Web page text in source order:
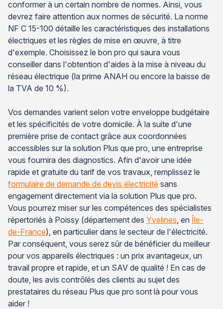
conformer à un certain nombre de normes. Ainsi, vous
devrez faire attention aux normes de sécurité. La norme
NF C 15-100 détaille les caractéristiques des installations
électriques et les règles de mise en œuvre, à titre
d'exemple. Choisissez le bon pro qui saura vous
conseiller dans l'obtention d'aides à la mise à niveau du
réseau électrique (la prime ANAH ou encore la baisse de
la TVA de 10 %).
Vos demandes varient selon votre enveloppe budgétaire
et les spécificités de votre domicile. À la suite d'une
première prise de contact grâce aux coordonnées
accessibles sur la solution Plus que pro, une entreprise
vous fournira des diagnostics. Afin d'avoir une idée
rapide et gratuite du tarif de vos travaux, remplissez le
formulaire de demande de devis électricité sans
engagement directement via la solution Plus que pro.
Vous pourrez miser sur les compétences des spécialistes
répertoriés à Poissy (département des Yvelines , en Île-
de-France), en particulier dans le secteur de l'électricité.
Par conséquent, vous serez sûr de bénéficier du meilleur
pour vos appareils électriques : un prix avantageux, un
travail propre et rapide, et un SAV de qualité ! En cas de
doute, les avis contrôlés des clients au sujet des
prestataires du réseau Plus que pro sont là pour vous
aider !